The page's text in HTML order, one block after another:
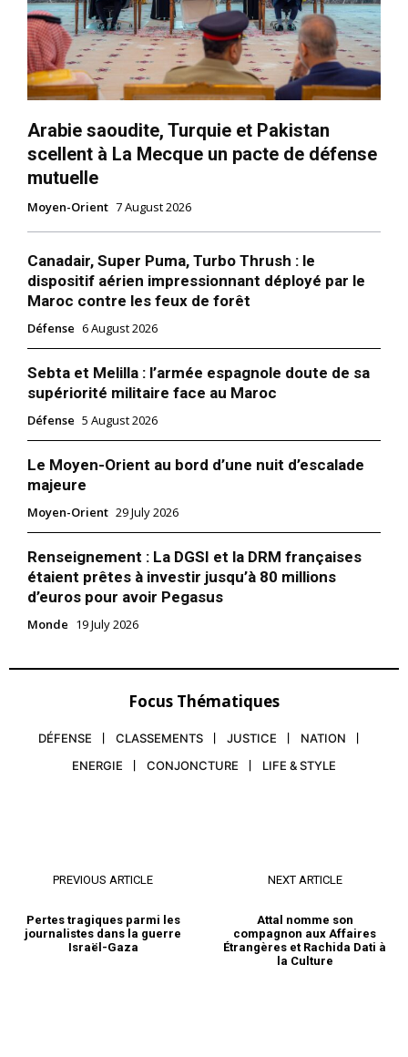
Arabie saoudite, Turquie et Pakistan
scellent à La Mecque un pacte de défense
mutuelle
Moyen-Orient 7 August 2026
Canadair, Super Puma, Turbo Thrush : le
dispositif aérien impressionnant déployé par le
Maroc contre les feux de forêt
Défense 6 August 2026
Sebta et Melilla : l’armée espagnole doute de sa
supériorité militaire face au Maroc
Défense 5 August 2026
Le Moyen-Orient au bord d’une nuit d’escalade
majeure
Moyen-Orient 29 July 2026
Renseignement : La DGSI et la DRM françaises
étaient prêtes à investir jusqu’à 80 millions
d’euros pour avoir Pegasus
Monde 19 July 2026
Focus Thématiques
DÉFENSE CLASSEMENTS JUSTICE
NATION
ENERGIE
CONJONCTURE LIFE & STYLE
PREVIOUS ARTICLE
Pertes tragiques parmi les
journalistes dans la guerre
Israël-Gaza
NEXT ARTICLE
Attal nomme son
compagnon aux Affaires
Étrangères et Rachida Dati à
la Culture